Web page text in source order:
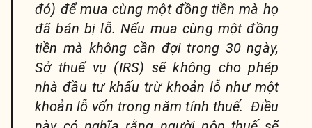
đó) để mua cùng một đồng tiền mà họ
đã bán bị lỗ. Nếu mua cùng một đồng
tiền mà không cần đợi trong 30 ngày,
Sở thuế vụ (IRS) sẽ không cho phép
nhà đầu tư khấu trừ khoản lỗ như một
khoản lỗ vốn trong năm tính thuế. Điều